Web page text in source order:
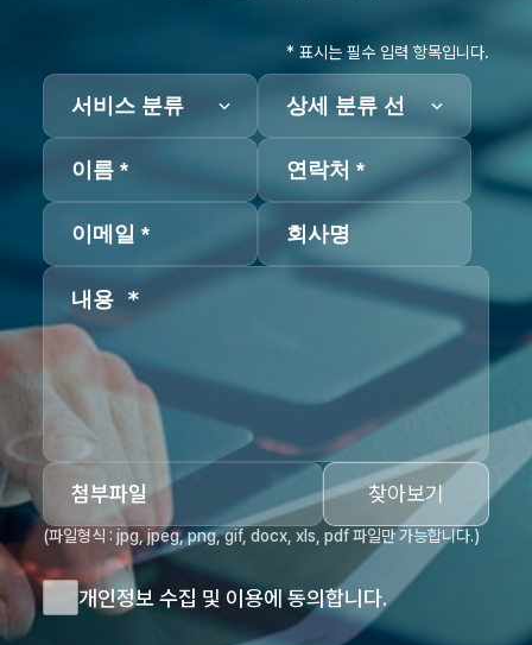
* 표시는 필수 입력 항목입니다.
첨부파일 찾아보기
(파일형식 : jpg, jpeg, png, gif, docx, xls, pdf 파일만 가능합니다.)
개인정보 수집 및 이용에 동의합니다.